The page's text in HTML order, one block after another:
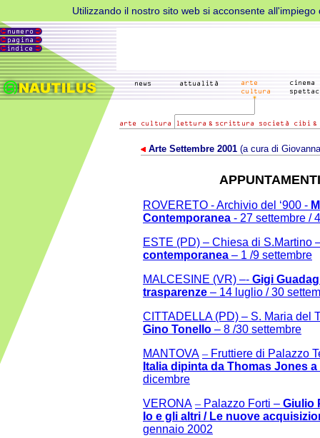
Utilizzando il nostro sito web si acconsente
Arte Settembre 2001 (a cura di
ROVERETO - Archivio del ‘900 -
Contemporanea - 27 settembre /
ESTE (PD) – Chiesa di S.Martino
contemporanea – 1 /9 settembre
MALCESINE (VR) –- Gigi
trasparenze – 14 luglio / 30
CITTADELLA (PD) – S. Maria del
Gino Tonello – 8 /30 settembre
MANTOVA – Fruttiere di Palazzo
Italia dipinta da Thomas Jones
dicembre
VERONA – Palazzo Forti – Giulio
Io e gli altri / Le nuove
gennaio 2002